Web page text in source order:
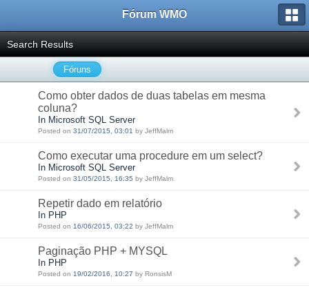
Fórum WMO
Search Results
Fóruns
Como obter dados de duas tabelas em mesma
coluna?
In Microsoft SQL Server
Posted on 31/07/2015, 03:01 by JeffMalm
Como executar uma procedure em um select?
In Microsoft SQL Server
Posted on 31/05/2015, 16:35 by JeffMalm
Repetir dado em relatório
In PHP
Posted on 16/06/2015, 03:22 by JeffMalm
Paginação PHP + MYSQL
In PHP
Posted on 19/02/2016, 10:27 by RonsisM